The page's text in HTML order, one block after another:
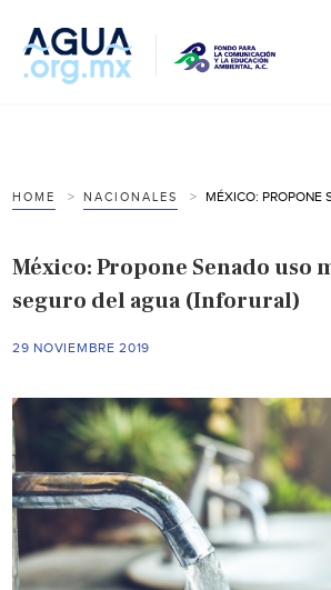
HOME NACIONALES
México: Propone Senado uso
seguro del agua (Inforural)
29 NOVIEMBRE 2019